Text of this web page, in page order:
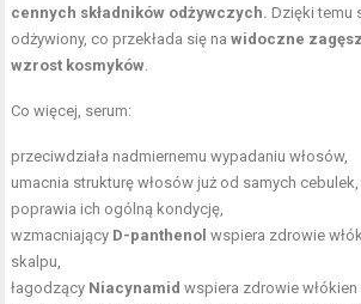
cennych składników odżywczych. Dzięki temu
odżywiony, co przekłada się nawidoczne
wzrost kosmyków.
Co więcej, serum:
przeciwdziała nadmiernemu wypadaniu włosów,
umacnia strukturę włosów już od samych cebulek,
poprawia ich ogólną kondycję,
wzmacniający D-panthenol wspiera zdrowie
skalpu,
łagodzący Niacynamid wspiera zdrowie